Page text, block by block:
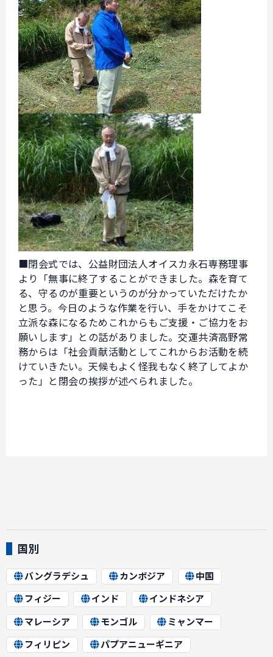
■閉会式では、公益財団法人オイスカ永石専務理事
より「無事に終了することができました。森を育て
る、守るのが重要というのが分かっていただけたか
と思う。今日のような作業を行い、手をかけてこそ
立派な森になるためこれからもご支援・ご協力をお
願いします」との話がありました。交運共済高野常
務からは「社会貢献活動としてこれからお活動を続
けていきたい。天候もよく怪我もなく終了してよか
った」と閉会の挨拶が述べられました。
国別
バングラデシュ カンボジア
中国
フィジー
インド
インドネシア
マレーシア
モンゴル
ミャンマー
フィリピン
パプアニューギニア